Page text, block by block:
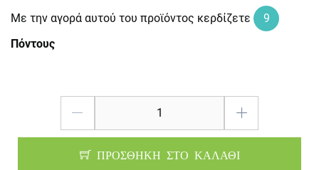
Με την αγορά αυτού του προϊόντος κερδίζετε
9
Πόντους
ΠΡΟΣΘΗΚΗ ΣΤΟ ΚΑΛΑΘΙ